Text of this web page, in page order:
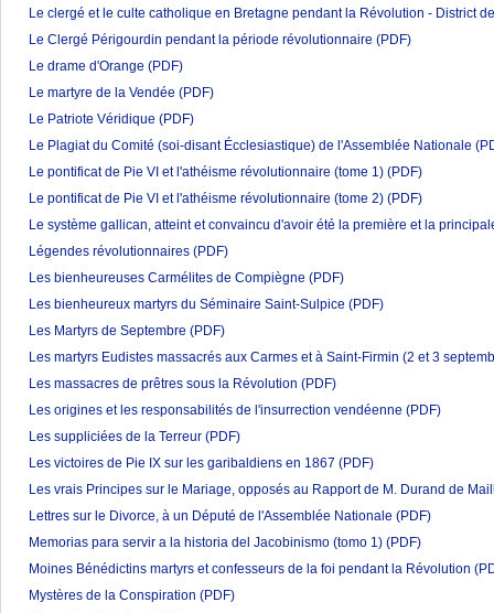
Le clergé et le culte catholique en Bretagne pendant la Révolution - District
Le Clergé Périgourdin pendant la période révolutionnaire (PDF)
Le drame d'Orange (PDF)
Le martyre de la Vendée (PDF)
Le Patriote Véridique (PDF)
Le Plagiat du Comité (soi-disant Écclesiastique) de l'Assemblée Nationale
Le pontificat de Pie VI et l'athéisme révolutionnaire (tome 1) (PDF)
Le pontificat de Pie VI et l'athéisme révolutionnaire (tome 2) (PDF)
Le système gallican, atteint et convaincu d'avoir été la première et la
Légendes révolutionnaires (PDF)
Les bienheureuses Carmélites de Compiègne (PDF)
Les bienheureux martyrs du Séminaire Saint-Sulpice (PDF)
Les Martyrs de Septembre (PDF)
Les martyrs Eudistes massacrés aux Carmes et à Saint-Firmin (2 et 3
Les massacres de prêtres sous la Révolution (PDF)
Les origines et les responsabilités de l'insurrection vendéenne (PDF)
Les suppliciées de la Terreur (PDF)
Les victoires de Pie IX sur les garibaldiens en 1867 (PDF)
Les vrais Principes sur le Mariage, opposés au Rapport de M. Durand de
Lettres sur le Divorce, à un Député de l'Assemblée Nationale (PDF)
Memorias para servir a la historia del Jacobinismo (tomo 1) (PDF)
Moines Bénédictins martyrs et confesseurs de la foi pendant la Révolution
Mystères de la Conspiration (PDF)